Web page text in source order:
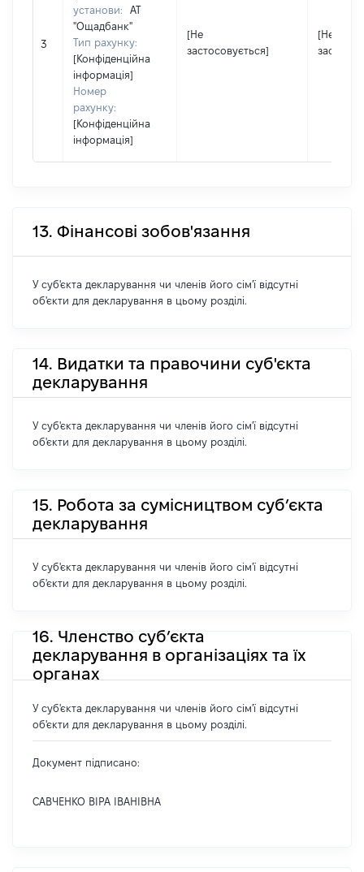
3
установи:
АТ
"Ощадбанк"
Тип рахунку:
[Конфіденційна
інформація]
Номер
рахунку:
[Конфіденційна
інформація]
[Не
застосовується]
[Не
13. Фінансові зобов'язання
У суб'єкта декларування чи членів його сім'ї відсутні
об'єкти для декларування в цьому розділі.
14. Видатки та правочини суб'єкта
декларування
У суб'єкта декларування чи членів його сім'ї відсутні
об'єкти для декларування в цьому розділі.
15. Робота за сумісництвом суб’єкта
декларування
У суб'єкта декларування чи членів його сім'ї відсутні
об'єкти для декларування в цьому розділі.
16. Членство суб’єкта
декларування в організаціях та їх
органах
У суб'єкта декларування чи членів його сім'ї відсутні
об'єкти для декларування в цьому розділі.
Документ підписано:
САВЧЕНКО ВІРА ІВАНІВНА